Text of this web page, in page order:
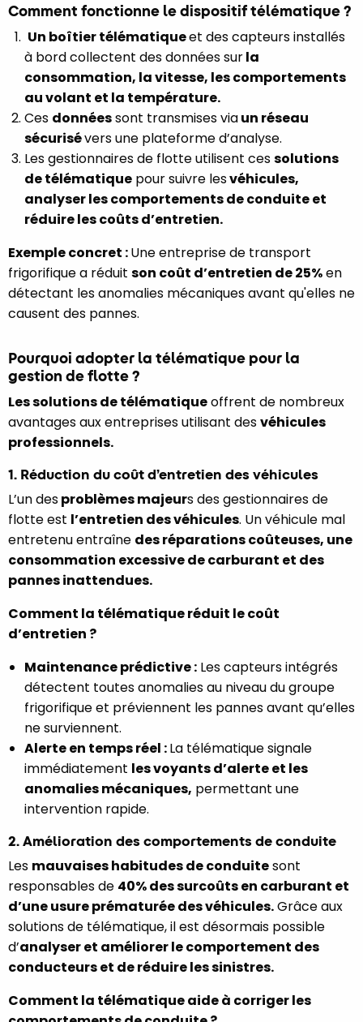
Comment fonctionne le dispositif télématique ?
Un boîtier télématiqueet des capteurs installés
à bord collectent des données surla
consommation, la vitesse, les comportements
au volant et la température.
Ces donnéessont transmises viaun réseau
sécurisévers une plateforme d’analyse.
Les gestionnaires de flotte utilisent cessolutions
de télématique pour suivre lesvéhicules,
analyser les comportements de conduite et
réduire les coûts d’entretien.
Exemple concret :Une entreprise de transport
frigorifique a réduit son coût d’entretien de 25%en
détectant les anomalies mécaniques avant qu'elles ne
causent des pannes.
Pourquoi adopter la télématique pour la
gestion de flotte ?
Les solutions de télématiqueoffrent de nombreux
avantages aux entreprises utilisant desvéhicules
professionnels.
1. Réduction du coût d’entretien des véhicules
L’un desproblèmes majeurs des gestionnaires de
flotte est l’entretien des véhicules. Un véhicule mal
entretenu entraîne des réparations coûteuses, une
consommation excessive de carburant et des
pannes inattendues.
Comment la télématique réduit le coût
d’entretien ?
Maintenance prédictive : Les capteurs intégrés
détectent toutes anomalies au niveau du groupe
frigorifique et préviennent les pannes avant qu’elles
ne surviennent.
Alerte en temps réel :La télématique signale
immédiatement les voyants d’alerte et les
anomalies mécaniques, permettant une
intervention rapide.
2. Amélioration des comportements de conduite
Les mauvaises habitudes de conduitesont
responsables de 40% des surcoûts en carburant et
d’une usure prématurée des véhicules.Grâce aux
solutions de télématique, il est désormais possible
d’analyser et améliorer le comportement des
conducteurs et de réduire les sinistres.
Comment la télématique aide à corriger les